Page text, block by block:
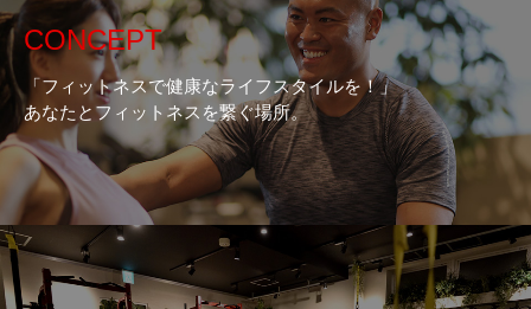
CONCEPT
「フィットネスで健康なライフスタイルを！」
あなたとフィットネスを繋ぐ場所。